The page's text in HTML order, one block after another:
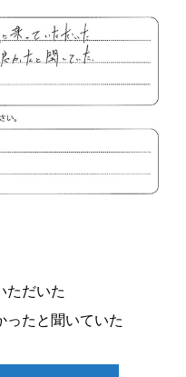
ただいた
ったと聞いていた